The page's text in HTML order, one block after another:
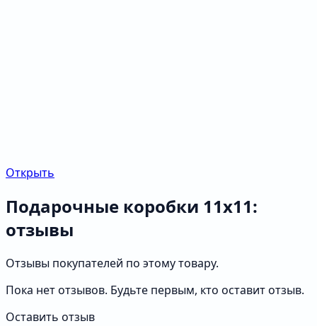
Открыть
Подарочные коробки 11х11:
отзывы
Отзывы покупателей по этому товару.
Пока нет отзывов. Будьте первым, кто оставит отзыв.
Оставить отзыв